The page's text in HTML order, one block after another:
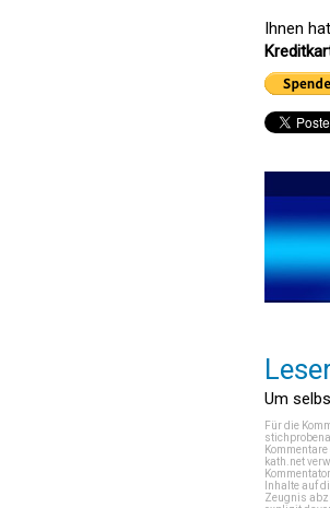
Ihnen
Um
Für die
kath.net
Inhalte auf
Zeugnis